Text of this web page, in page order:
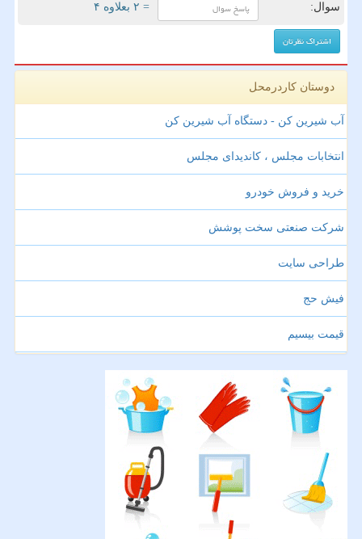
سوال: = ۲ بعلاوه ۴
دوستان کاردرمحل
آب شیرین کن - دستگاه آب شیرین کن
انتخابات مجلس ، کاندیدای مجلس
خرید و فروش خودرو
شرکت صنعتی سخت پوشش
طراحی سایت
فیش حج
قیمت بیسیم